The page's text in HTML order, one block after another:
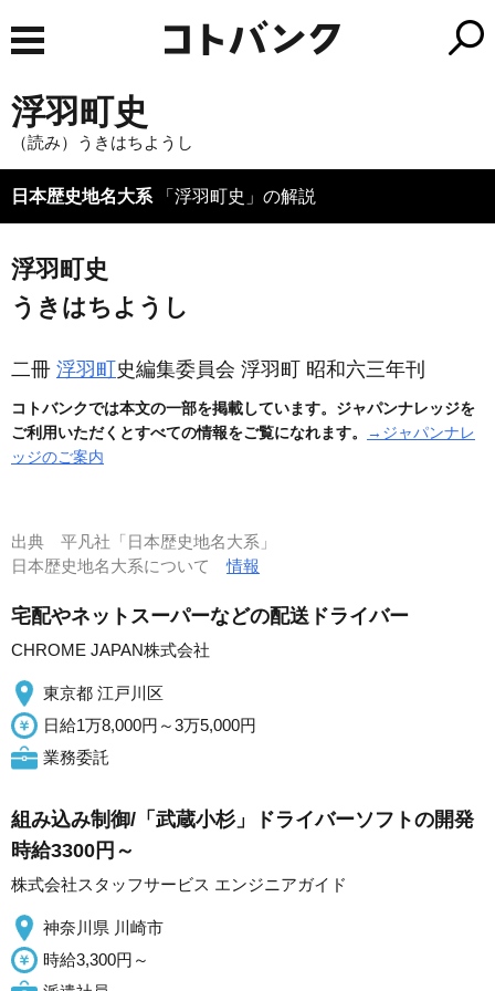
浮羽町史
（読み）うきはちようし
日本歴史地名大系 「浮羽町史」の解説
浮羽町史
うきはちようし
二冊 浮羽町 史編集委員会 浮羽町 昭和六三年刊
コトバンクでは本文の一部を掲載しています。ジャパンナレッジを
ご利用いただくとすべての情報をご覧になれます。
→ジャパンナレ
ッジのご案内
出典 平凡社「日本歴史地名大系」
日本歴史地名大系について情報
宅配やネットスーパーなどの配送ドライバー
CHROME JAPAN株式会社
東京都 江戸川区
日給1万8,000円～3万5,000円
業務委託
組み込み制御/「武蔵小杉」ドライバーソフトの開発
時給3300円～
株式会社スタッフサービス エンジニアガイド
神奈川県 川崎市
時給3,300円～